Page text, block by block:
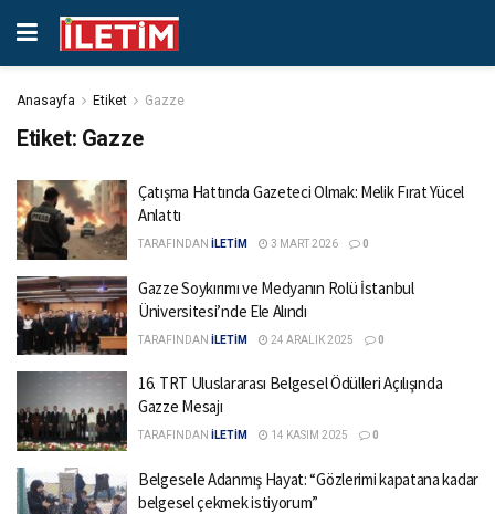
Anasayfa Etiket Gazze
Etiket: Gazze
Çatışma Hattında Gazeteci Olmak: Melik Fırat Yücel
Anlattı
TARAFINDAN İLETİM 3 MART 2026 0
Gazze Soykırımı ve Medyanın Rolü İstanbul
Üniversitesi’nde Ele Alındı
TARAFINDAN İLETİM 24 ARALIK 2025 0
16. TRT Uluslararası Belgesel Ödülleri Açılışında
Gazze Mesajı
TARAFINDAN İLETİM 14 KASIM 2025 0
Belgesele Adanmış Hayat: “Gözlerimi kapatana kadar
belgesel çekmek istiyorum”